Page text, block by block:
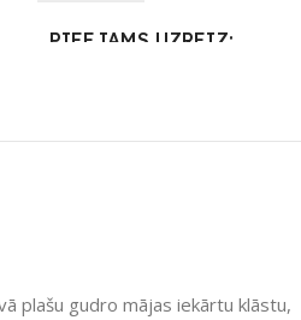
PIEEJAMS UZREIZ
plašu gudro mājas iekārtu klāstu,